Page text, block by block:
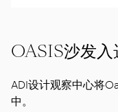
OASIS沙发
ADI设计观察中心将
中。